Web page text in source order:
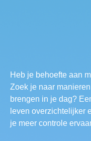
Heb je behoefte aan
Zoek je naar
brengen in je dag?
leven overzichtelijker
je meer controle